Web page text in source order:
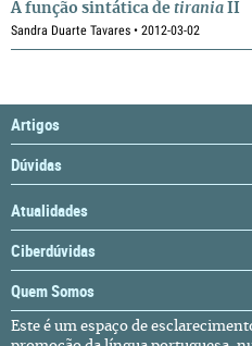
A função sintática de tirania II
Sandra Duarte Tavares • 2012-03-02
Artigos
Dúvidas
Atualidades
Ciberdúvidas
Quem Somos
Este é um espaço de